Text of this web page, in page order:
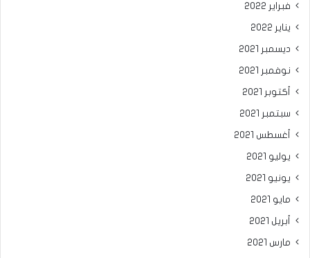
فبراير 2022
يناير 2022
ديسمبر 2021
نوفمبر 2021
أكتوبر 2021
سبتمبر 2021
أغسطس 2021
يوليو 2021
يونيو 2021
مايو 2021
أبريل 2021
مارس 2021